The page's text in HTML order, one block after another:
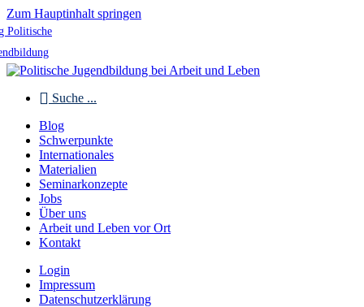
Zum Hauptinhalt springen
Politische
Suche ...
Blog
Schwerpunkte
Internationales
Materialien
Seminarkonzepte
Jobs
Über uns
Arbeit und Leben vor Ort
Kontakt
Login
Impressum
Datenschutzerklärung